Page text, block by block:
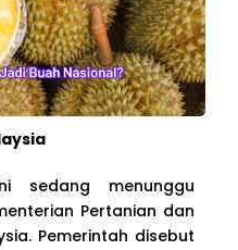
sedang menunggu
Pertanian dan
Pemerintah disebut